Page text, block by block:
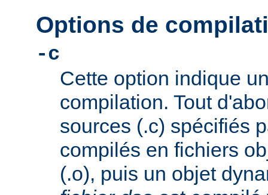
Options de
-c
Cette option indique
compilation. Tout
sources (.c) spécifiés
compilés en fichiers
(.o), puis un objet